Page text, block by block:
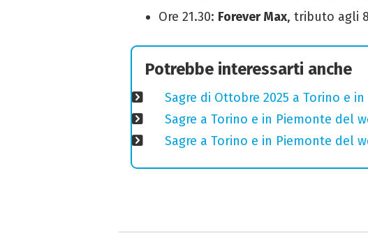
Ore 21.30: Forever Max, tributo agli
Potrebbe interessarti anche
Sagre di Ottobre 2025 a Torino e
Sagre a Torino e in Piemonte del
Sagre a Torino e in Piemonte del